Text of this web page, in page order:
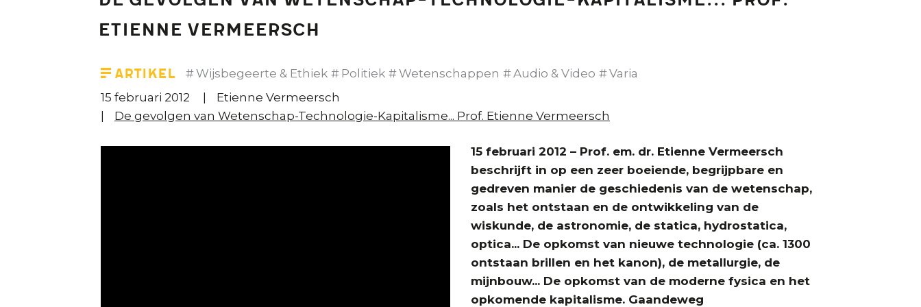
Etienne Vermeersch
Artikel Wijsbegeerte & Ethiek Politiek Wetenschappen Audio & Video
Varia
15 februari 2012
Etienne Vermeersch
De gevolgen van Wetenschap-Technologie-Kapitalisme... Prof. Etienne Vermeersch
15 februari 2012 – Prof. em. dr. Etienne Vermeersch
beschrijft in op een zeer boeiende, begrijpbare en
gedreven manier de geschiedenis van de wetenschap,
zoals het ontstaan en de ontwikkeling van de
wiskunde, de astronomie, de statica, hydrostatica,
optica... De opkomst van nieuwe technologie (ca. 1300
ontstaan brillen en het kanon), de metallurgie, de
mijnbouw... De opkomst van de moderne fysica en het
opkomende kapitalisme. Gaandeweg